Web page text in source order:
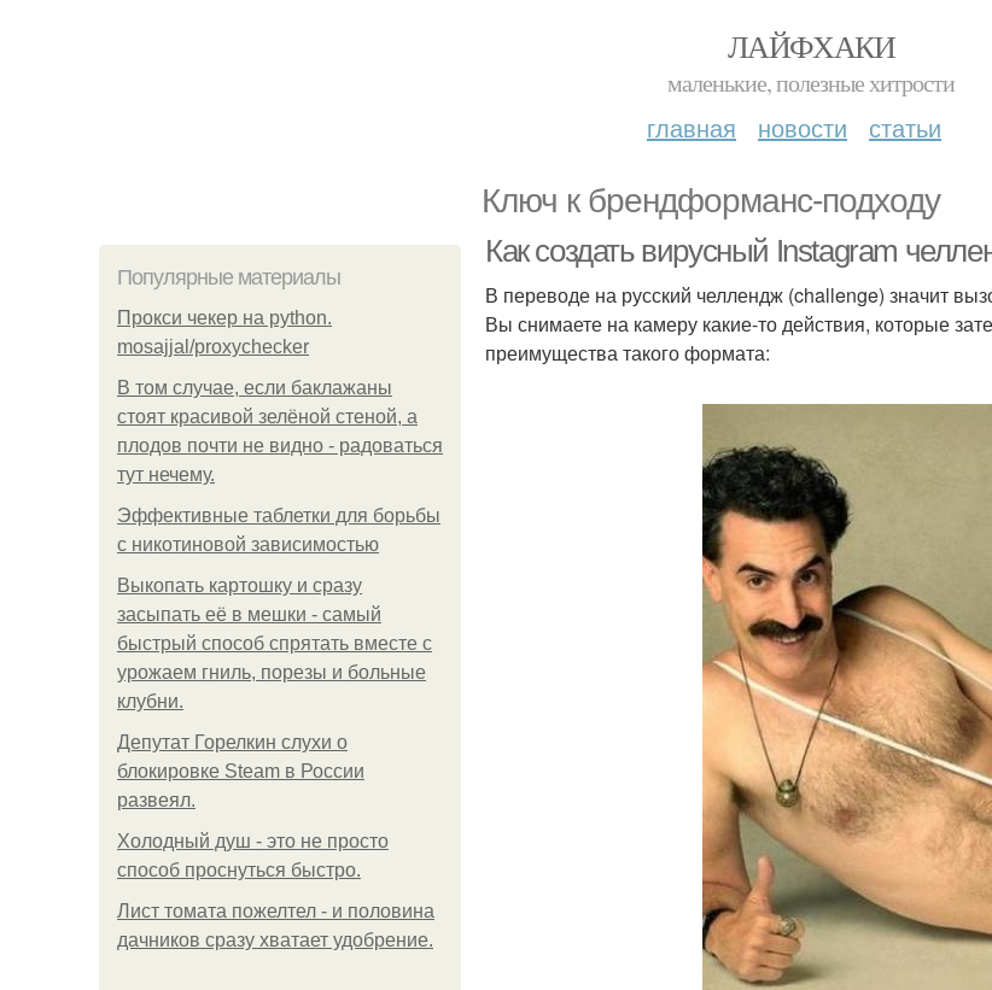
ЛАЙФХАКИ
маленькие, полезные хитрости
главная новости статьи
Ключ к брендформанс-подходу
Популярные материалы
Прокси чекер на python.
mosajjal/proxychecker
В том случае, если баклажаны
стоят красивой зелёной стеной, а
плодов почти не видно - радоваться
тут нечему.
Эффективные таблетки для борьбы
с никотиновой зависимостью
Выкопать картошку и сразу
засыпать её в мешки - самый
быстрый способ спрятать вместе с
урожаем гниль, порезы и больные
клубни.
Депутат Горелкин слухи о
блокировке Steam в России
развеял.
Холодный душ - это не просто
способ проснуться быстро.
Лист томата пожелтел - и половина
дачников сразу хватает удобрение.
Как создать вирусный Instagram
В переводе на русский челлендж (challenge) значит
Вы снимаете на камеру какие-то действия, которые
преимущества такого формата: